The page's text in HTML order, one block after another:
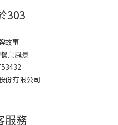
303
故事
桌風景
份有限公司
服務